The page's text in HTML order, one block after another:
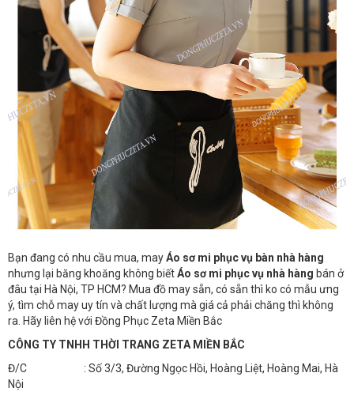
Bạn đang có nhu cầu mua, mayÁo sơ mi phục vụ bàn nhà hàng
nhưng lại băng khoăng không biếtÁo sơ mi phục vụ nhà hàng bán ở
đâu tại Hà Nội, TP HCM? Mua đồ may sẵn, có sẵn thì ko có mẫu ưng
ý, tìm chỗ may uy tín và chất lượng mà giá cả phải chăng thì không
ra. Hãy liên hệ với Đồng Phục Zeta Miền Bắc
CÔNG TY TNHH THỜI TRANG ZETA MIỀN BẮC
Đ/C : Số 3/3, Đường Ngọc Hồi, Hoàng Liệt, Hoàng Mai, Hà
Nội